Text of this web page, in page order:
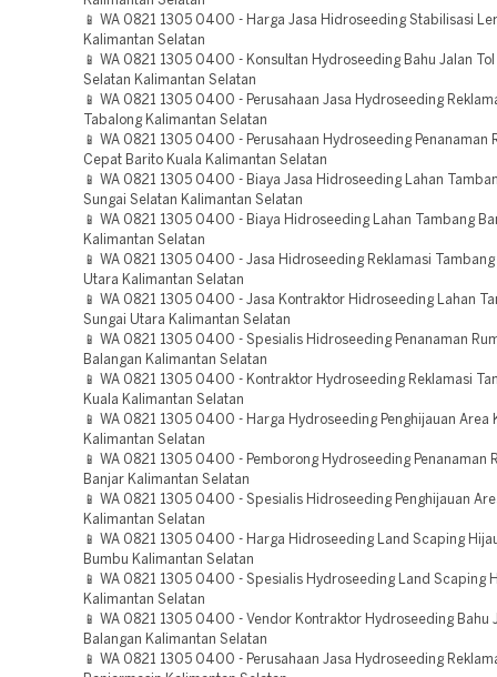
📱 WA 0821 1305 0400 - Harga Jasa Hidroseeding Stabilisasi
Kalimantan Selatan
📱 WA 0821 1305 0400 - Konsultan Hydroseeding Bahu Jalan
Selatan Kalimantan Selatan
📱 WA 0821 1305 0400 - Perusahaan Jasa Hydroseeding
Tabalong Kalimantan Selatan
📱 WA 0821 1305 0400 - Perusahaan Hydroseeding Penanaman
Cepat Barito Kuala Kalimantan Selatan
📱 WA 0821 1305 0400 - Biaya Jasa Hidroseeding Lahan
Sungai Selatan Kalimantan Selatan
📱 WA 0821 1305 0400 - Biaya Hidroseeding Lahan Tambang
Kalimantan Selatan
📱 WA 0821 1305 0400 - Jasa Hidroseeding Reklamasi Tambang
Utara Kalimantan Selatan
📱 WA 0821 1305 0400 - Jasa Kontraktor Hidroseeding Lahan
Sungai Utara Kalimantan Selatan
📱 WA 0821 1305 0400 - Spesialis Hidroseeding Penanaman
Balangan Kalimantan Selatan
📱 WA 0821 1305 0400 - Kontraktor Hydroseeding Reklamasi
Kuala Kalimantan Selatan
📱 WA 0821 1305 0400 - Harga Hydroseeding Penghijauan Area
Kalimantan Selatan
📱 WA 0821 1305 0400 - Pemborong Hydroseeding Penanaman
Banjar Kalimantan Selatan
📱 WA 0821 1305 0400 - Spesialis Hidroseeding Penghijauan
Kalimantan Selatan
📱 WA 0821 1305 0400 - Harga Hidroseeding Land Scaping
Bumbu Kalimantan Selatan
📱 WA 0821 1305 0400 - Spesialis Hydroseeding Land Scaping
Kalimantan Selatan
📱 WA 0821 1305 0400 - Vendor Kontraktor Hydroseeding Bahu
Balangan Kalimantan Selatan
📱 WA 0821 1305 0400 - Perusahaan Jasa Hydroseeding